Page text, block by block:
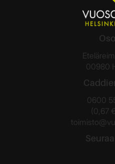
00980
0600
(0,67